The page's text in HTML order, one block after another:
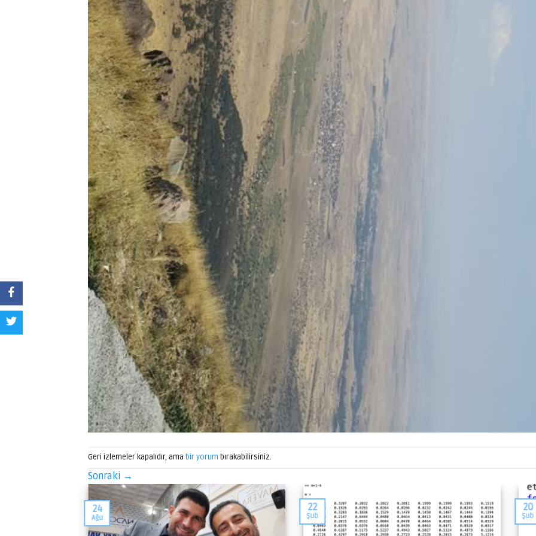
Geri izlemeler kapalıdır, ama bir yorum bırakabilirsiniz.
Sonraki →
24
Ağu
22
Şub
20
Şub